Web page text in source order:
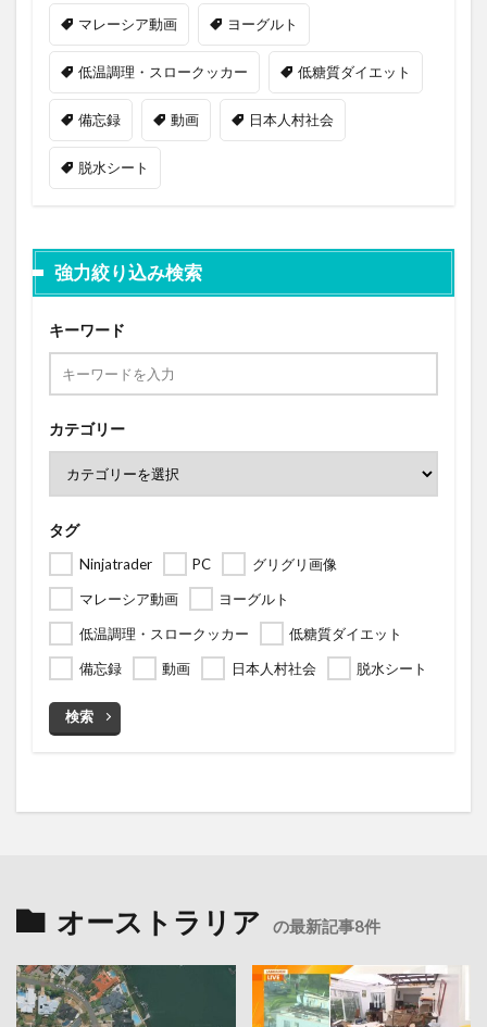
マレーシア動画 ヨーグルト
低温調理・スロークッカー 低糖質ダイエット
備忘録 動画 日本人村社会
脱水シート
強力絞り込み検索
キーワード
カテゴリー
タグ
Ninjatrader PC
グリグリ画像
マレーシア動画
ヨーグルト
低温調理・スロークッカー
低糖質ダイエット
備忘録
動画 日本人村社会 脱水シート
検索
オーストラリア の最新記事8件